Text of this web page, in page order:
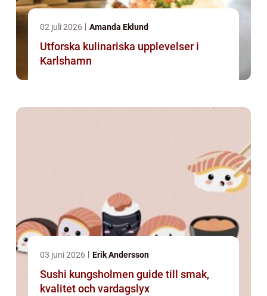
02 juli 2026 Amanda Eklund
Utforska kulinariska upplevelser i
Karlshamn
03 juni 2026 Erik Andersson
Sushi kungsholmen guide till smak,
kvalitet och vardagslyx